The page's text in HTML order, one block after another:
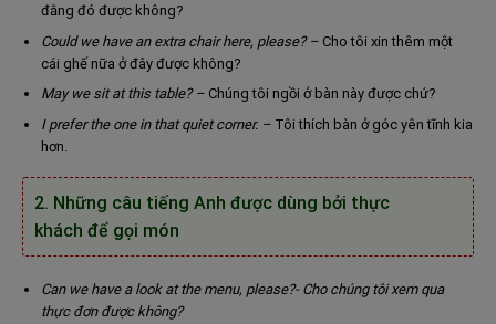
đằng đó được không?
Could we have an extra chair here, please? – Cho tôi xin thêm một
cái ghế nữa ở đây được không?
May we sit at this table? – Chúng tôi ngồi ở bàn này được chứ?
I prefer the one in that quiet corner. – Tôi thích bàn ở góc yên tĩnh kia
hơn.
2. Những câu tiếng Anh được dùng bởi thực
khách để gọi món
Can we have a look at the menu, please?- Cho chúng tôi xem qua
thực đơn được không?